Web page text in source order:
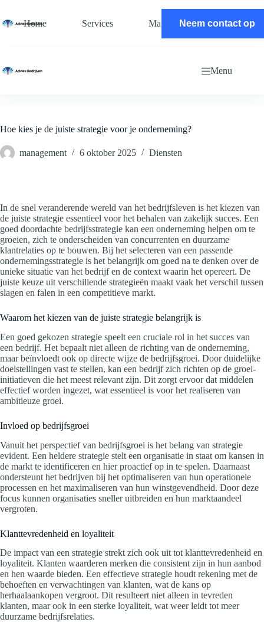
de
Home Services Magazine Contact
Neem contact op
Menu
Hoe kies je de juiste strategie voor je onderneming?
management 6 oktober 2025 Diensten
In de snel veranderende wereld van het bedrijfsleven is het kiezen van
de juiste strategie essentieel voor het behalen van zakelijk succes. Een
goed doordachte bedrijfsstrategie kan een onderneming helpen om te
groeien, zich te onderscheiden van concurrenten en duurzame
klantrelaties op te bouwen. Bij het selecteren van een passende
ondernemingsstrategie is het belangrijk om goed na te denken over de
unieke situatie van het bedrijf en de context waarin het opereert. De
juiste keuze uit verschillende strategieën maakt vaak het verschil tussen
slagen en falen in een competitieve markt.
Waarom het kiezen van de juiste strategie belangrijk is
Een goed gekozen strategie speelt een cruciale rol in het succes van
een bedrijf. Het bepaalt niet alleen de richting van de onderneming,
maar beïnvloedt ook op directe wijze de bedrijfsgroei. Door duidelijke
doelstellingen vast te stellen, kan een bedrijf zich richten op de groei-
initiatieven die het meest relevant zijn. Dit zorgt ervoor dat middelen
effectief worden ingezet, wat essentieel is voor het realiseren van
ambitieuze groei.
Invloed op bedrijfsgroei
Vanuit het perspectief van bedrijfsgroei is het belang van strategie
evident. Een heldere strategie stelt een organisatie in staat om kansen in
de markt te identificeren en hier proactief op in te spelen. Daarnaast
ondersteunt het bedrijven bij het optimaliseren van hun operationele
processen en het maximaliseren van hun winstgevendheid. Door deze
focus kunnen organisaties sneller uitbreiden en hun marktaandeel
vergroten.
Klanttevredenheid en loyaliteit
De impact van een strategie strekt zich ook uit tot klanttevredenheid en
loyaliteit. Klanten waarderen merken die consistent zijn in hun aanbod
en hen waarde bieden. Een effectieve strategie houdt rekening met de
behoeften en verwachtingen van klanten, wat de kans op
herhaalaankopen vergroot. Dit resulteert niet alleen in tevreden
klanten, maar ook in een sterke loyaliteit, wat weer leidt tot meer
duurzame bedrijfsrelaties.